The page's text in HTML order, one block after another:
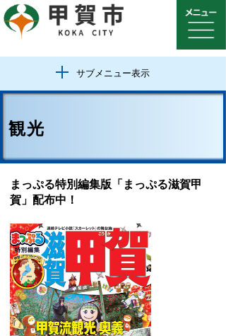
サブメニュー表示
観光
まっぷる特別編集版「まっぷる滋賀甲
賀」配布中！